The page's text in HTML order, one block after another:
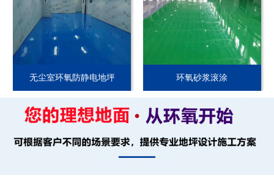
无尘室环氧防静电地坪 环氧砂浆滚涂